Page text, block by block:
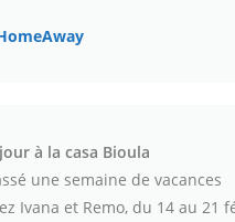
à la casa Bioula
une semaine de vacances
Ivana et Remo, du 14 au 21